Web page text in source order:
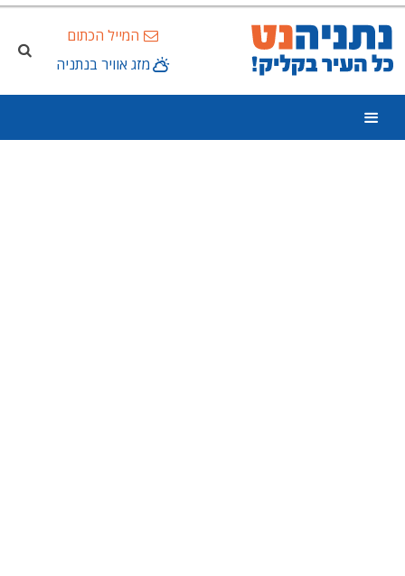
המייל הכתום
מזג אוויר בנתניה